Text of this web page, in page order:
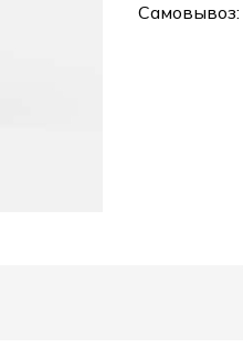
Самовывоз: